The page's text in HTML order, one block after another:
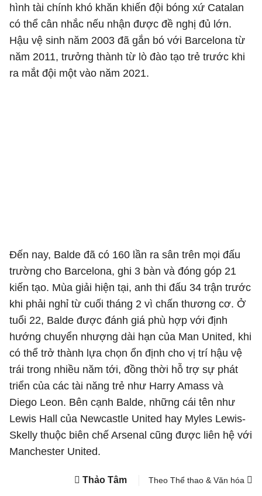
hình tài chính khó khăn khiến đội bóng xứ Catalan
có thể cân nhắc nếu nhận được đề nghị đủ lớn.
Hậu vệ sinh năm 2003 đã gắn bó với Barcelona từ
năm 2011, trưởng thành từ lò đào tạo trẻ trước khi
ra mắt đội một vào năm 2021.
Đến nay, Balde đã có 160 lần ra sân trên mọi đấu
trường cho Barcelona, ghi 3 bàn và đóng góp 21
kiến tạo. Mùa giải hiện tại, anh thi đấu 34 trận trước
khi phải nghỉ từ cuối tháng 2 vì chấn thương cơ. Ở
tuổi 22, Balde được đánh giá phù hợp với định
hướng chuyển nhượng dài hạn của Man United, khi
có thể trở thành lựa chọn ổn định cho vị trí hậu vệ
trái trong nhiều năm tới, đồng thời hỗ trợ sự phát
triển của các tài năng trẻ như Harry Amass và
Diego Leon. Bên cạnh Balde, những cái tên như
Lewis Hall của Newcastle United hay Myles Lewis-
Skelly thuộc biên chế Arsenal cũng được liên hệ với
Manchester United.
Thảo Tâm Theo Thể thao & Văn hóa